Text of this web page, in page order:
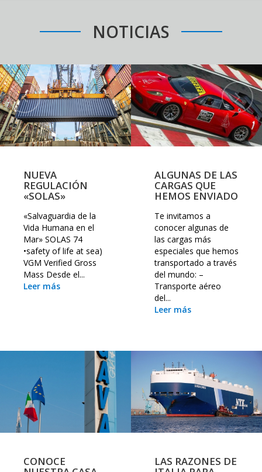
NOTICIAS
NUEVA
REGULACIÓN
«SOLAS»
«Salvaguardia de la
Vida Humana en el
Mar» SOLAS 74
•safety of life at sea)
VGM Verified Gross
Mass Desde el...
Leer más
ALGUNAS DE LAS
CARGAS QUE
HEMOS ENVIADO
Te invitamos a
conocer algunas de
las cargas más
especiales que hemos
transportado a través
del mundo: –
Transporte aéreo
del...
Leer más
CONOCE LAS RAZONES DE